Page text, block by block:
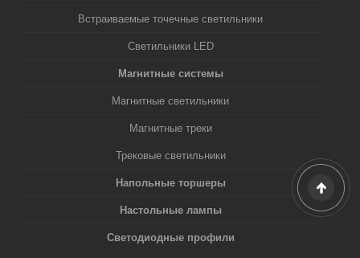
Встраиваемые точечные светильники
Светильники LED
Магнитные системы
Магнитные светильники
Магнитные треки
Трековые светильники
Напольные торшеры
Настольные лампы
Светодиодные профили